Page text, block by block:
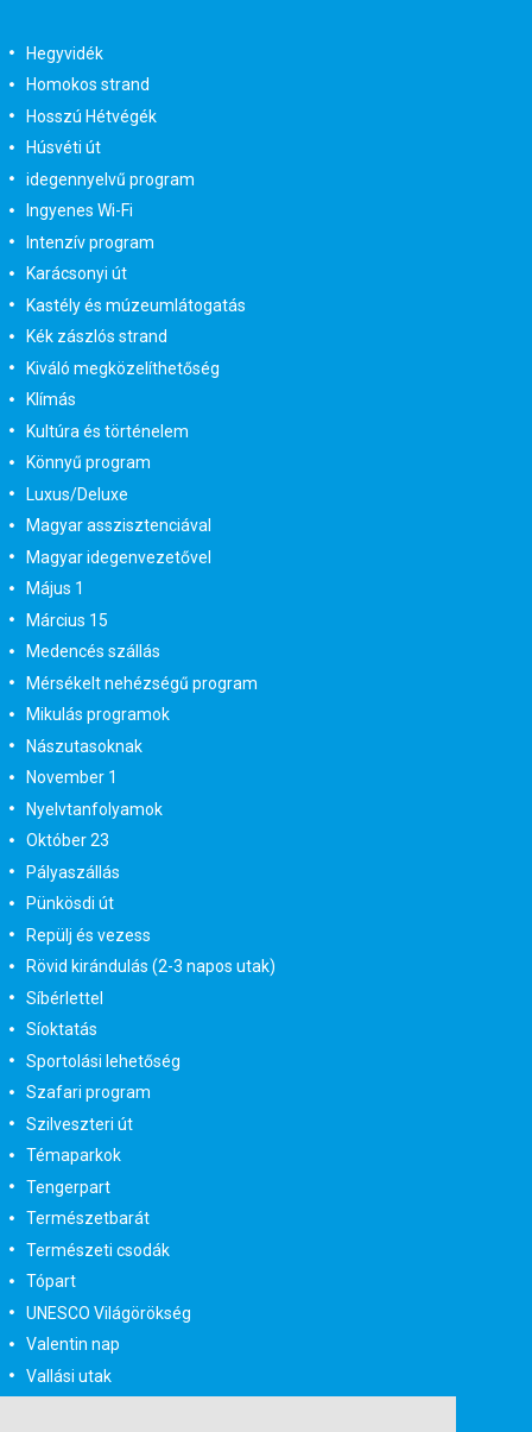
Hegyvidék
Homokos strand
Hosszú Hétvégék
Húsvéti út
idegennyelvű program
Ingyenes Wi-Fi
Intenzív program
Karácsonyi út
Kastély és múzeumlátogatás
Kék zászlós strand
Kiváló megközelíthetőség
Klímás
Kultúra és történelem
Könnyű program
Luxus/Deluxe
Magyar asszisztenciával
Magyar idegenvezetővel
Május 1
Március 15
Medencés szállás
Mérsékelt nehézségű program
Mikulás programok
Nászutasoknak
November 1
Nyelvtanfolyamok
Október 23
Pályaszállás
Pünkösdi út
Repülj és vezess
Rövid kirándulás (2-3 napos utak)
Síbérlettel
Síoktatás
Sportolási lehetőség
Szafari program
Szilveszteri út
Témaparkok
Tengerpart
Természetbarát
Természeti csodák
Tópart
UNESCO Világörökség
Valentin nap
Vallási utak